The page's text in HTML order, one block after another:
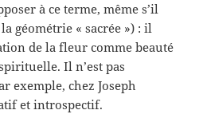
à ce terme, même s’il
géométrie « sacrée ») : il
de la fleur comme beauté
Il n’est pas
exemple, chez Joseph
et introspectif.